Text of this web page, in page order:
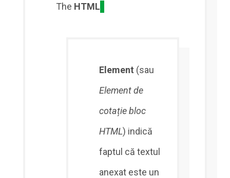
The HTML
Element (sau
Element de
cotație bloc
HTML) indică
faptul că textul
anexat este un